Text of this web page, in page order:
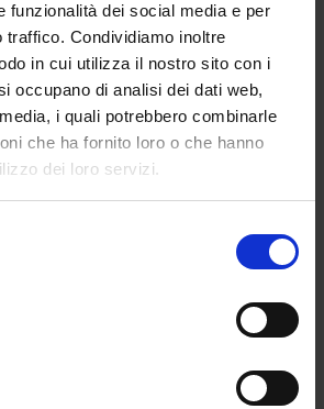
funzionalità dei social media e per
traffico. Condividiamo inoltre
in cui utilizza il nostro sito con i
occupano di analisi dei dati web,
i quali potrebbero combinarle
che ha fornito loro o che hanno
dei loro servizi.
a scuola doppia
8 e alle 9.40 e bus
– 27 agosto 2021 Abstract
Lupia Lezioni in presenza al
studenti. Per garantire
alle 9.40, in anticipo di 20